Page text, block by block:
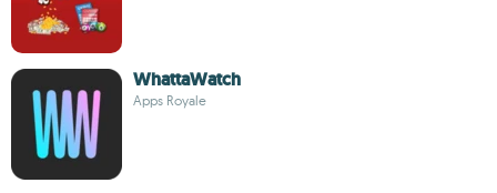
WhattaWatch
Apps Royale